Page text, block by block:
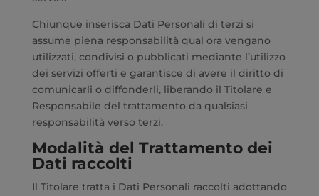
Chiunque inserisca Dati Personali di terzi si
assume piena responsabilità qual ora vengano
utilizzati, condivisi o pubblicati mediante l’utilizzo
dei servizi offerti e garantisce di avere il diritto di
comunicarli o diffonderli, liberando il Titolare e
Responsabile del trattamento da qualsiasi
responsabilità verso terzi.
Modalità del Trattamento dei
Dati raccolti
Il Titolare tratta i Dati Personali raccolti adottando